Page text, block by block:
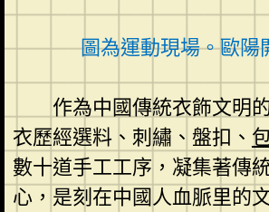
圖為運動現場。歐陽
作為中國傳統衣飾文明
衣歷經選料、刺繡、盤扣、
數十道手工工序，凝集著傳
心，是刻在中國人血脈里的